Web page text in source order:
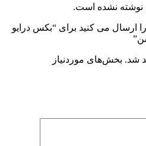
نوشته نشده است.
ارسال می کنید برای “بکس درایو
شد. بخش‌های موردنیاز